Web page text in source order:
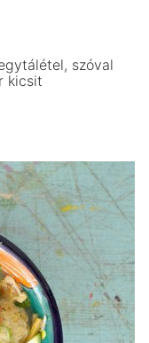
szóval
kicsit